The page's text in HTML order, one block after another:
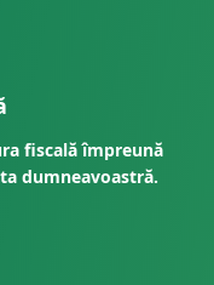
fiscală împreună
dumneavoastră.